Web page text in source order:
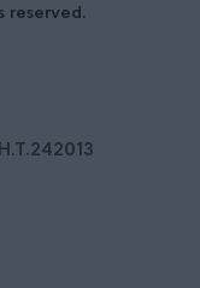
reserved.